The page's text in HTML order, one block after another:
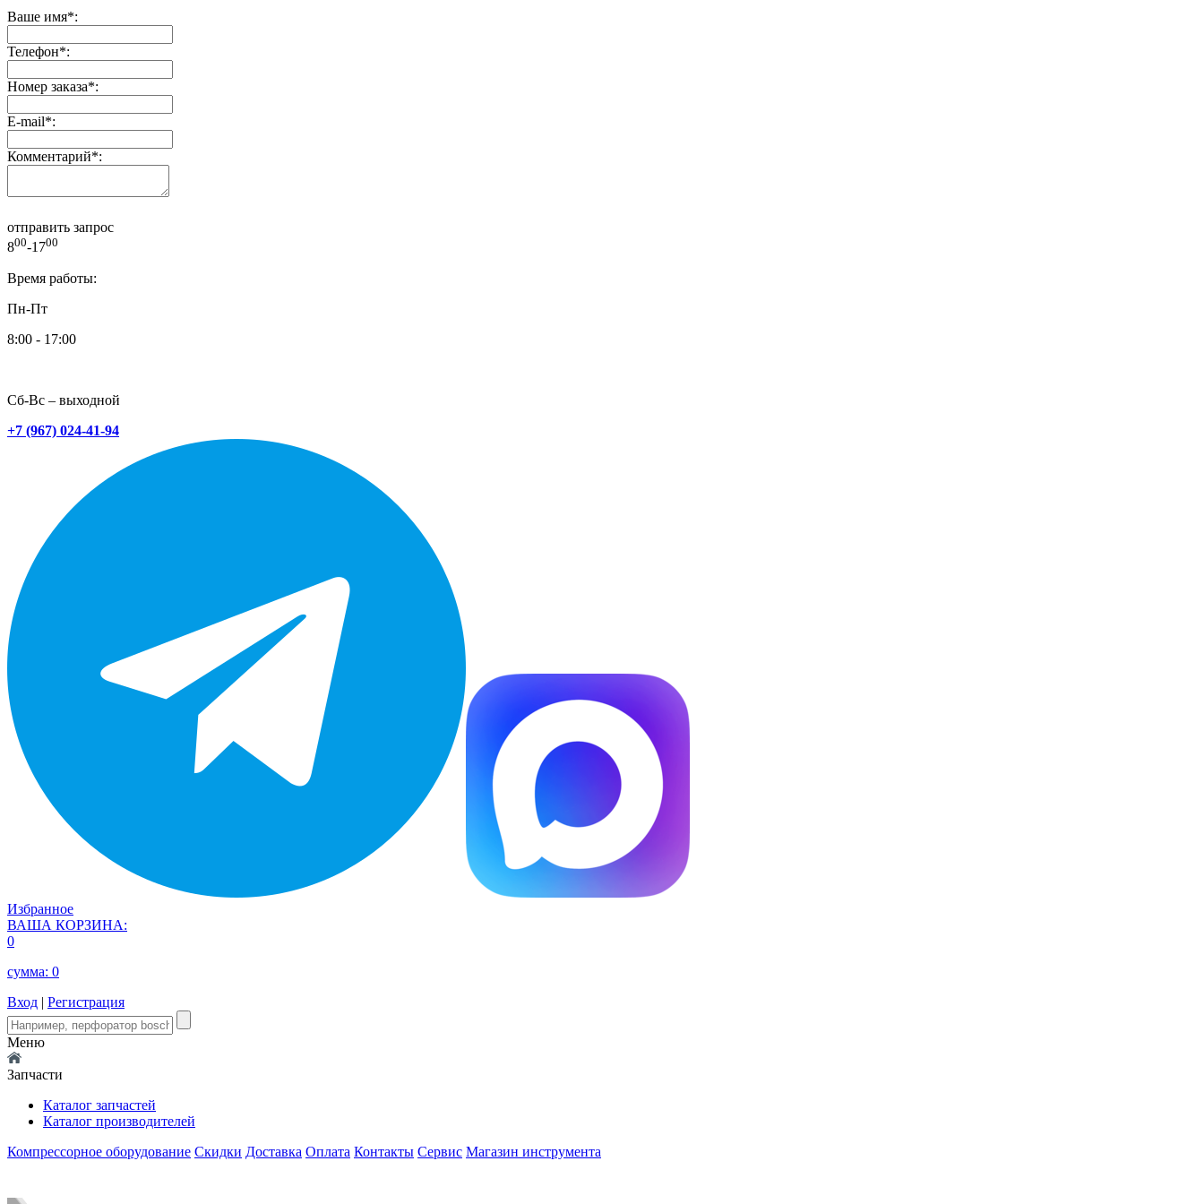
Ваше имя*:
Телефон*:
Номер заказа*:
E-mail*:
Комментарий*:
отправить запрос
800-1700
Время работы:
Пн-Пт
8:00 - 17:00
Сб-Вс – выходной
+7 (967) 024-41-94
Избранное
ВАША КОРЗИНА:
0
сумма: 0
Вход | Регистрация
Меню
Запчасти
Каталог запчастей
Каталог производителей
Компрессорное оборудование Скидки Доставка Оплата Контакты Сервис Магазин инструмента